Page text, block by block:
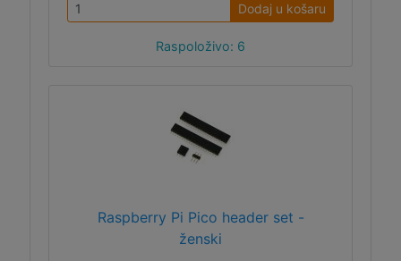
Dodaj u košaru
Raspoloživo: 6
Raspberry Pi Pico header set -
ženski